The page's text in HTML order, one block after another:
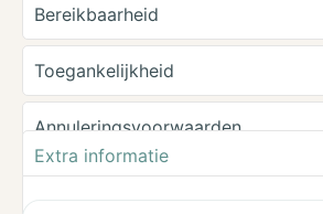
Bereikbaarheid
Toegankelijkheid
Annuleringsvoorwaarden
Extra informatie